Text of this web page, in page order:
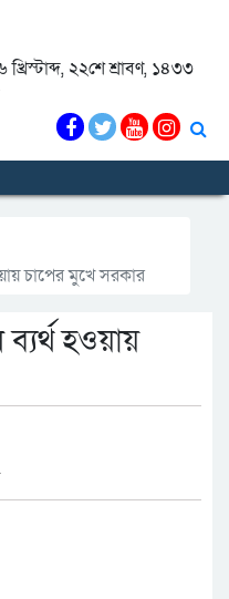
২২শে শ্রাবণ, ১৪৩৩
চাপের মুখে সরকার
হওয়ায়